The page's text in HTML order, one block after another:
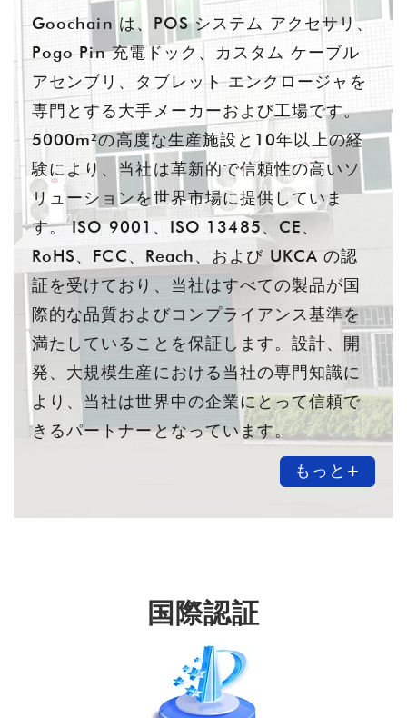
Goochain は、POS システム アクセサリ、
Pogo Pin 充電ドック、カスタム ケーブル
アセンブリ、タブレット エンクロージャを
専門とする大手メーカーおよび工場です。
5000m²の高度な生産施設と10年以上の経
験により、当社は革新的で信頼性の高いソ
リューションを世界市場に提供していま
す。 ISO 9001、ISO 13485、CE、
RoHS、FCC、Reach、および UKCA の認
証を受けており、当社はすべての製品が国
際的な品質およびコンプライアンス基準を
満たしていることを保証します。設計、開
発、大規模生産における当社の専門知識に
より、当社は世界中の企業にとって信頼で
きるパートナーとなっています。
もっと+
国際認証